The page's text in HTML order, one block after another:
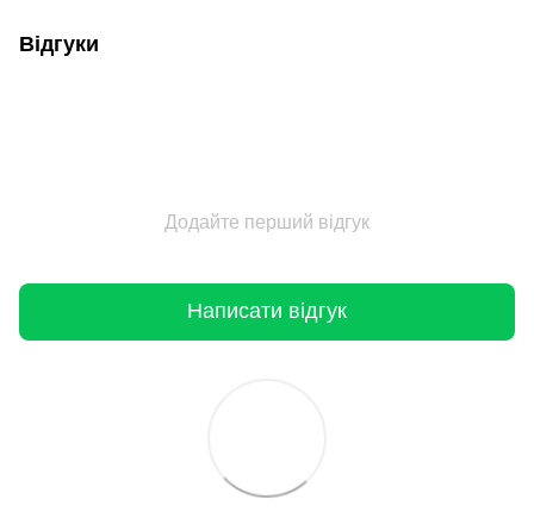
Відгуки
Додайте перший відгук
Написати відгук